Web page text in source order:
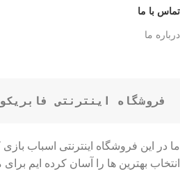
تماس با ما
درباره ما
فروشگاه اینترنتی
ما در این فروشگاه اینترنتی اسباب